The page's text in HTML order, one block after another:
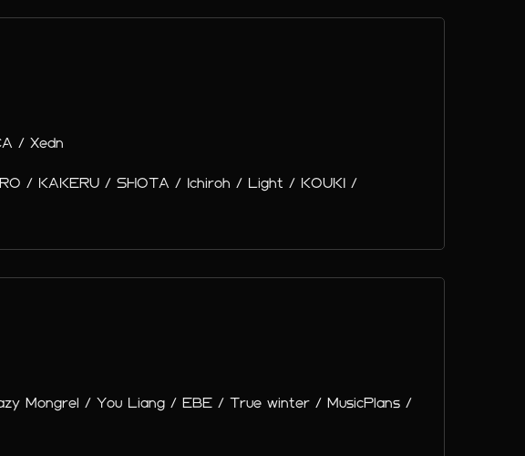
/ Xedn
/ KAKERU / SHOTA / Ichiroh / Light / KOUKI /
Mongrel / You Liang / EBE / True winter / MusicPlans /